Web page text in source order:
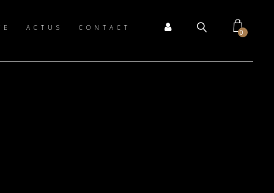
ACTUS CONTACT
0